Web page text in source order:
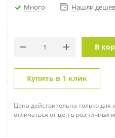
Много Нашли
В
Купить в 1 клик
Цена действительна только
отличаться от цен в розничных